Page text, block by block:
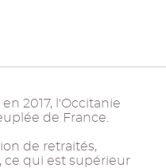
2017, l'Occitanie
de France.
de retraités,
ce qui est supérieur